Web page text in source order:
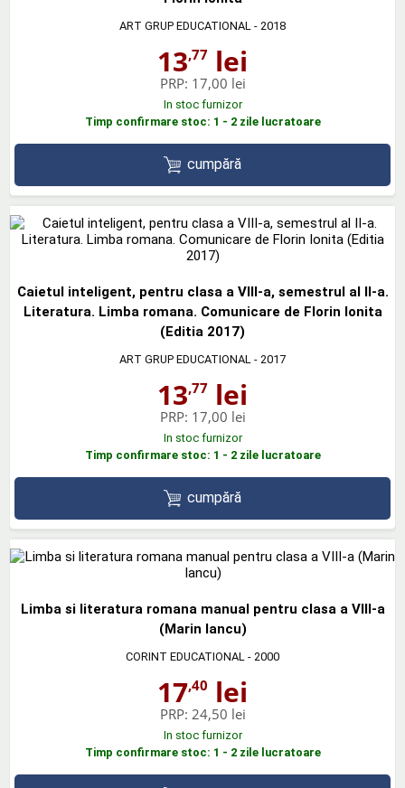
ART GRUP EDUCATIONAL - 2018
13,77 lei
PRP: 17,00 lei
In stoc furnizor
Timp confirmare stoc: 1 - 2 zile lucratoare
cumpără
Caietul inteligent, pentru clasa a VIII-a, semestrul al II-a.
Literatura. Limba romana. Comunicare de Florin Ionita
(Editia 2017)
ART GRUP EDUCATIONAL - 2017
13,77 lei
PRP: 17,00 lei
In stoc furnizor
Timp confirmare stoc: 1 - 2 zile lucratoare
cumpără
Limba si literatura romana manual pentru clasa a VIII-a
(Marin Iancu)
CORINT EDUCATIONAL - 2000
17,40 lei
PRP: 24,50 lei
In stoc furnizor
Timp confirmare stoc: 1 - 2 zile lucratoare